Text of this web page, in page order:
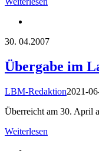
30. 04.2007
Übergabe im
LBM-Redaktion2021-
Überreicht am 30. April
Weiterlesen